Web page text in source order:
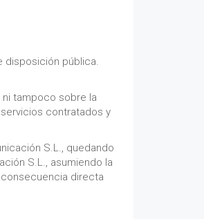
disposición pública.
tampoco sobre la
contratados y
S.L., quedando
S.L., asumiendo la
directa